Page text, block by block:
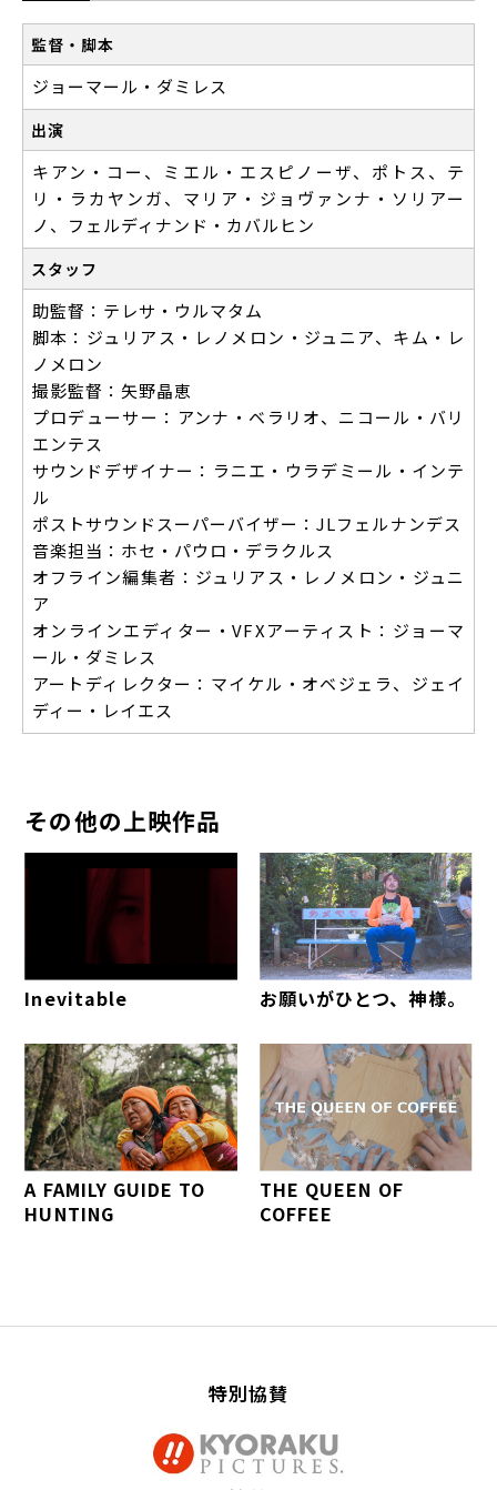
監督・脚本
ジョーマール・ダミレス
出演
キアン・コー、ミエル・エスピノーザ、ポトス、テ
リ・ラカヤンガ、マリア・ジョヴァンナ・ソリアー
ノ、フェルディナンド・カバルヒン
スタッフ
助監督：テレサ・ウルマタム
脚本：ジュリアス・レノメロン・ジュニア、キム・レ
ノメロン
撮影監督：矢野晶恵
プロデューサー：アンナ・ベラリオ、ニコール・バリ
エンテス
サウンドデザイナー：ラニエ・ウラデミール・インテ
ル
ポストサウンドスーパーバイザー：JLフェルナンデス
音楽担当：ホセ・パウロ・デラクルス
オフライン編集者：ジュリアス・レノメロン・ジュニ
ア
オンラインエディター・VFXアーティスト：ジョーマ
ール・ダミレス
アートディレクター：マイケル・オベジェラ、ジェイ
ディー・レイエス
その他の上映作品
Inevitable お願いがひとつ、神様。
A FAMILY GUIDE TO
HUNTING
THE QUEEN OF
COFFEE
特別協賛